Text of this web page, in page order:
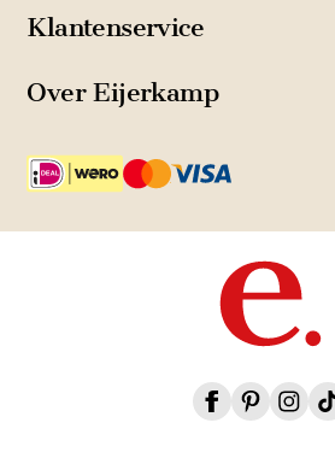
Klantenservice
Over Eijerkamp